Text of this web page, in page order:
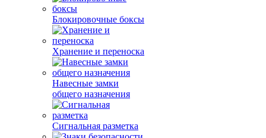
Блокировочные боксы
Хранение и переноска
Навесные замки
общего назначения
Сигнальная разметка